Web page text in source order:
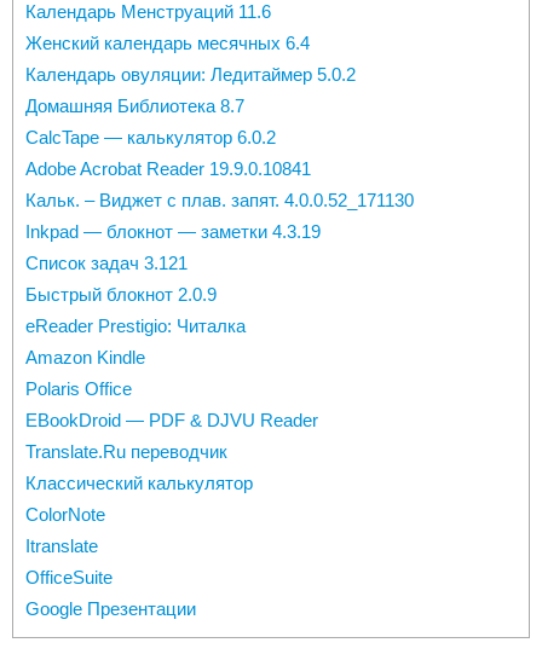
Календарь Менструаций 11.6
Женский календарь месячных 6.4
Календарь овуляции: Ледитаймер 5.0.2
Домашняя Библиотека 8.7
CalcTape — калькулятор 6.0.2
Adobe Acrobat Reader 19.9.0.10841
Кальк. – Виджет с плав. запят. 4.0.0.52_171130
Inkpad — блокнот — заметки 4.3.19
Список задач 3.121
Быстрый блокнот 2.0.9
eReader Prestigio: Читалка
Amazon Kindle
Polaris Office
EBookDroid — PDF & DJVU Reader
Translate.Ru переводчик
Классический калькулятор
ColorNote
Itranslate
OfficeSuite
Google Презентации